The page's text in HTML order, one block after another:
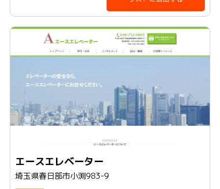
エースエレベーター
埼玉県春日部市小渕983-9